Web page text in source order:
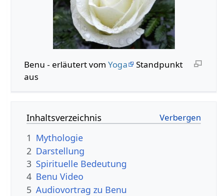
Benu - erläutert vom Yoga
Standpunkt
aus
Inhaltsverzeichnis
1 Mythologie
2 Darstellung
3 Spirituelle Bedeutung
4 Benu Video
5 Audiovortrag zu Benu